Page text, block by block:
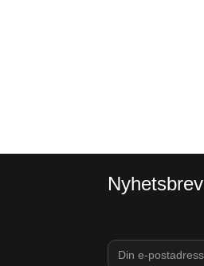
Nyhetsbrev